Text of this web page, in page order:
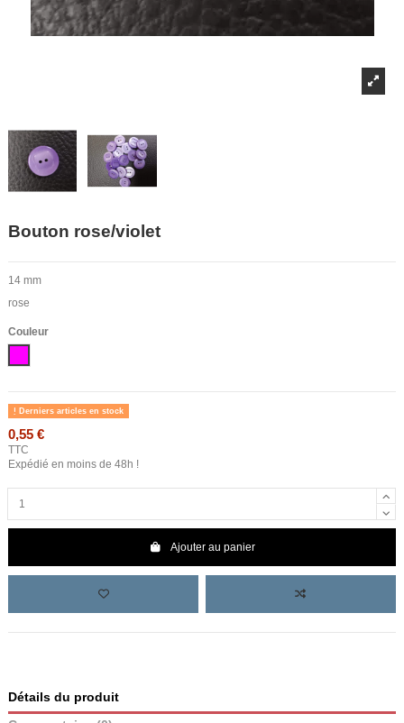
Bouton rose/violet
14 mm
rose
Couleur
Derniers articles en stock
0,55 €
TTC
Expédié en moins de 48h !
Ajouter au panier
Détails du produit